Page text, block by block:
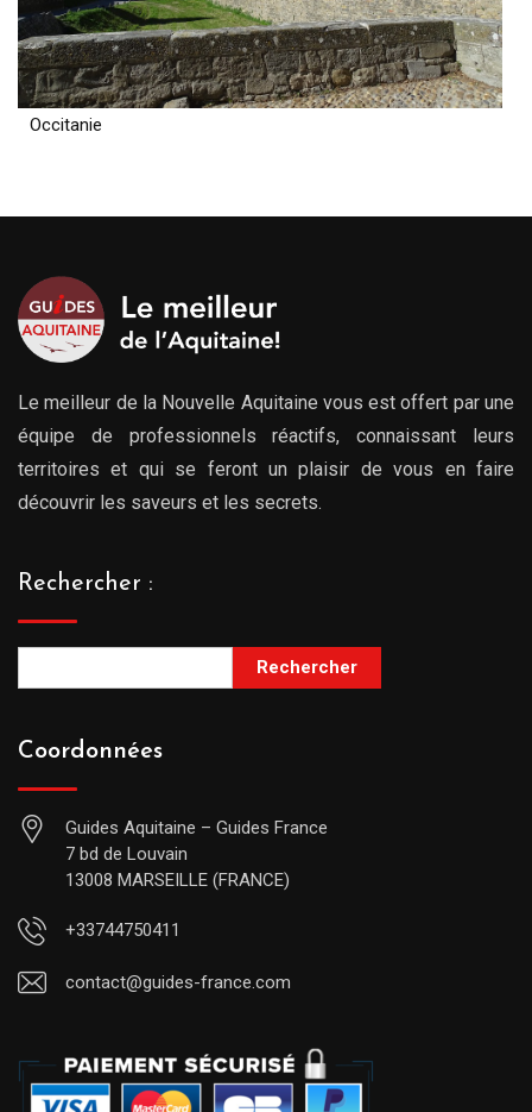
Occitanie
Le meilleur de la Nouvelle Aquitaine vous est offert par une
équipe de professionnels réactifs, connaissant leurs
territoires et qui se feront un plaisir de vous en faire
découvrir les saveurs et les secrets.
Rechercher :
Rechercher
Coordonnées
Guides Aquitaine – Guides France
7 bd de Louvain
13008 MARSEILLE (FRANCE)
+33744750411
contact@guides-france.com